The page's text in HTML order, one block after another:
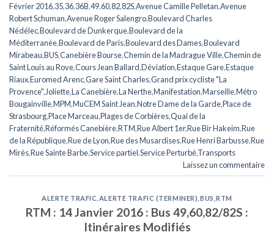
Février 2016,35,36,36B,49,60,82,82S,Avenue Camille Pelletan,Avenue
Robert Schuman,Avenue Roger Salengro,Boulevard Charles
Nédélec,Boulevard de Dunkerque,Boulevard de la
Méditerranée,Boulevard de Paris,Boulevard des Dames,Boulevard
Mirabeau,BUS,Canebière Bourse,Chemin de la Madrague Ville,Chemin de
Saint Louis au Rove,Cours Jean Ballard,Déviation,Estaque Gare,Estaque
Riaux,Euromed Arenc,Gare Saint Charles,Grand prix cycliste "La
Provence",Joliette,La Canebière,La Nerthe,Manifestation,Marseille,Métro
Bougainville,MPM,MuCEM Saint Jean,Notre Dame de la Garde,Place de
Strasbourg,Place Marceau,Plages de Corbières,Quai de la
Fraternité,Réformés Canebière,RTM,Rue Albert 1er,Rue Bir Hakeim,Rue
de la République,Rue de Lyon,Rue des Musardises,Rue Henri Barbusse,Rue
Mirès,Rue Sainte Barbe,Service partiel,Service Perturbé,Transports
Laissez un commentaire
ALERTE TRAFIC ALERTE TRAFIC (TERMINER) BUS ,RTM
RTM : 14 Janvier 2016 : Bus 49,60,82/82S :
Itinéraires Modifiés